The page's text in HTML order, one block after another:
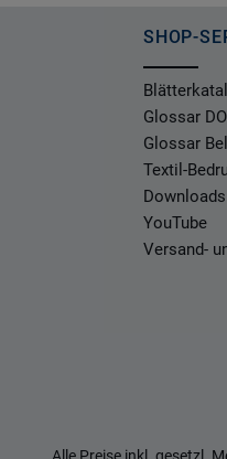
SHOP-
Glossar
Glossar
Textil-
Downloads
YouTube
Versand-